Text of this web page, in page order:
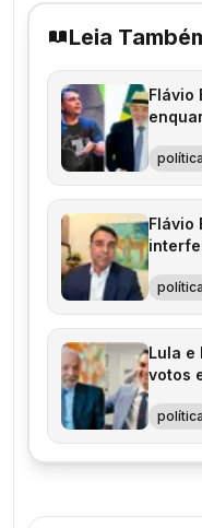
Leia
Flávio
política
Flávio
política
Lula e
votos
política